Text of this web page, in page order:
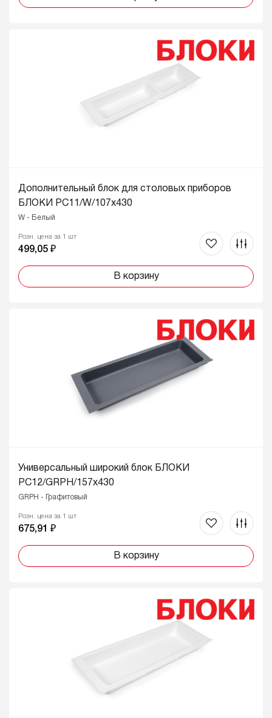
Дополнительный блок для столовых приборов
БЛОКИ PC11/W/107x430
W - Белый
Розн. цена за 1 шт
499,05 ₽
В корзину
Универсальный широкий блок БЛОКИ
PC12/GRPH/157x430
GRPH - Графитовый
Розн. цена за 1 шт
675,91 ₽
В корзину